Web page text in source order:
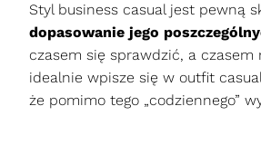
Styl business casual jest pewną
dopasowanie jego
czasem się sprawdzić, a
idealnie wpisze się w outfit
że pomimo tego „codziennego”